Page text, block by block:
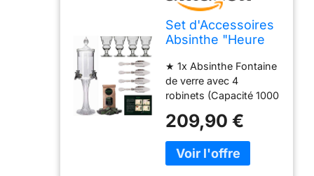
Set d'Accessoires
Absinthe "Heure
ALANDIA | 1x
Fontaine à
Absinthe | 4x
Verres avec
Reservoir | 4x
Cuillères | 1x
Sachet de Sucre
★ 1x Absinthe Fontaine
de verre avec 4
robinets (Capacité 1000
Absinthe "Pontarlier"
avec reservoir
(Capacité 300 ml) ★ 4x
Cuillères à Absinthe
209,90 €